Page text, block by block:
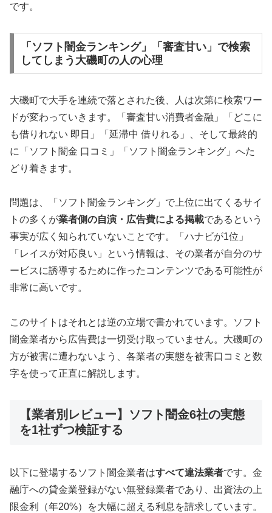
です。
「ソフト闇金ランキング」「審査甘い」で検索
してしまう大磯町の人の心理
大磯町で大手を連続で落とされた後、人は次第に検索ワー
ドが変わっていきます。「審査甘い消費者金融」「どこに
も借りれない 即日」「延滞中 借りれる」、そして最終的
に「ソフト闇金 口コミ」「ソフト闇金ランキング」へた
どり着きます。
問題は、「ソフト闇金ランキング」で上位に出てくるサイ
トの多くが業者側の自演・広告費による掲載であるという
事実が広く知られていないことです。「ハナビが1位」
「レイスが対応良い」という情報は、その業者が自分のサ
ービスに誘導するために作ったコンテンツである可能性が
非常に高いです。
このサイトはそれとは逆の立場で書かれています。ソフト
闇金業者から広告費は一切受け取っていません。大磯町の
方が被害に遭わないよう、各業者の実態を被害口コミと数
字を使って正直に解説します。
【業者別レビュー】ソフト闇金6社の実態
を1社ずつ検証する
以下に登場するソフト闇金業者はすべて違法業者です。金
融庁への貸金業登録がない無登録業者であり、出資法の上
限金利（年20%）を大幅に超える利息を請求しています。